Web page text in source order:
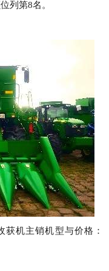
列第8名。
获机主销机型与价格：